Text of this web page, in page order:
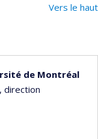
Vers le haut
de Montréal
, direction